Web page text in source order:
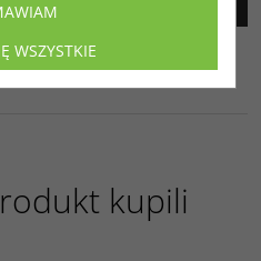
kupili
WSZYSTKIE